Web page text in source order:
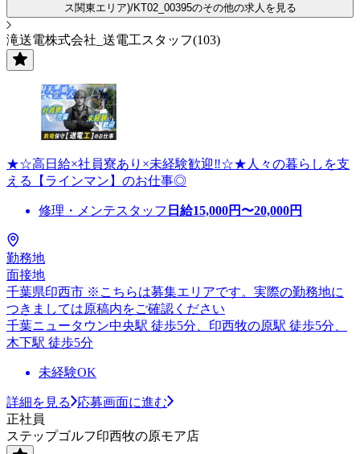
ス関東エリア)/KT02_00395のその他の求人を見る
滝送電株式会社_送電工スタッフ(103)
★☆高日給×社員寮あり×未経験歓迎‼☆★人々の暮らしを支
える【ラインマン】のお仕事◎
修理・メンテスタッフ 日給15,000円〜20,000円
勤務地
面接地
千葉県印西市 ※こちらは募集エリアです。実際の勤務地に
つきましては原稿内をご確認ください
千葉ニュータウン中央駅 徒歩5分、印西牧の原駅 徒歩5分、
木下駅 徒歩5分
未経験OK
詳細を見る
応募画面に進む
正社員
ステップゴルフ印西牧の原モア店